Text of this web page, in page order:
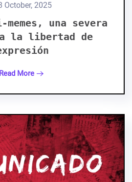
October, 2025
una severa
a la libertad de
Read More